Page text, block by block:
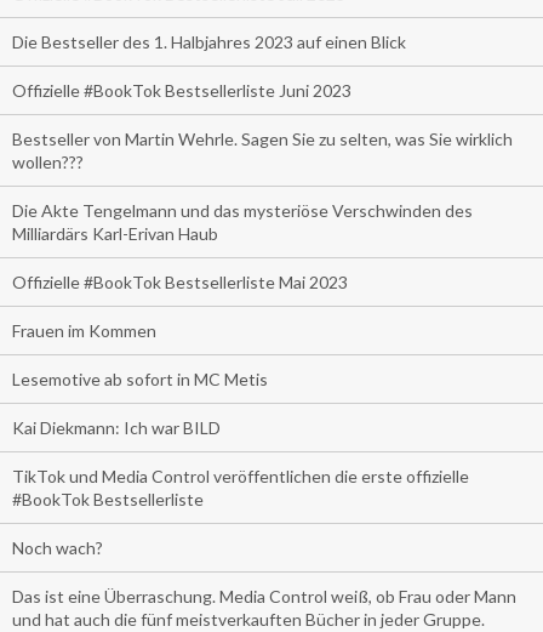
Die Bestseller des 1. Halbjahres 2023 auf einen Blick
Offizielle #BookTok Bestsellerliste Juni 2023
Bestseller von Martin Wehrle. Sagen Sie zu selten, was Sie wirklich
wollen???
Die Akte Tengelmann und das mysteriöse Verschwinden des
Milliardärs Karl-Erivan Haub
Offizielle #BookTok Bestsellerliste Mai 2023
Frauen im Kommen
Lesemotive ab sofort in MC Metis
Kai Diekmann: Ich war BILD
TikTok und Media Control veröffentlichen die erste offizielle
#BookTok Bestsellerliste
Noch wach?
Das ist eine Überraschung. Media Control weiß, ob Frau oder Mann
und hat auch die fünf meistverkauften Bücher in jeder Gruppe.